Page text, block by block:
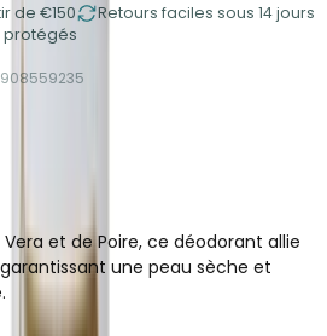
de €150
Retours faciles sous 14 jours
protégés
et de Poire, ce déodorant allie
une peau sèche et